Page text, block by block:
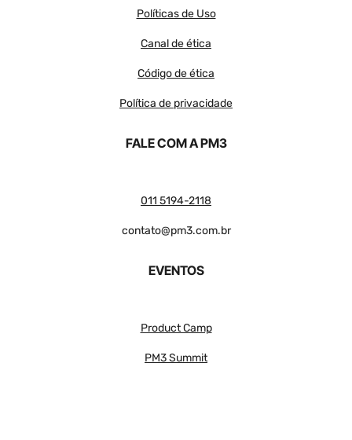
Políticas de Uso
Canal de ética
Código de ética
Política de privacidade
FALE COM A PM3
011 5194-2118
contato@pm3.com.br
EVENTOS
Product Camp
PM3 Summit